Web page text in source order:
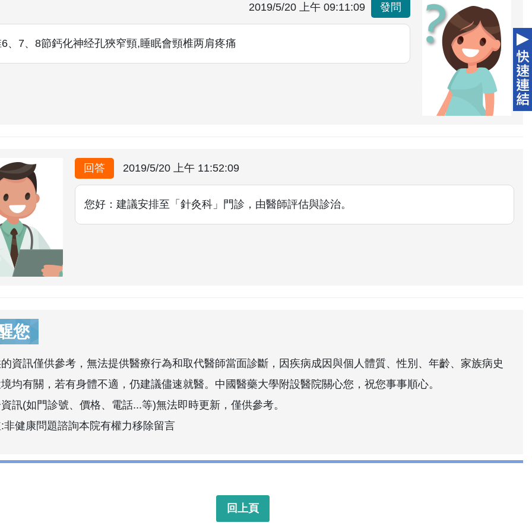
發問
2019/5/20 上午 09:11:09
、7、8節鈣化神经孔狹窄頸,睡眠會頸椎两肩疼痛
回答 2019/5/20 上午 11:52:09
您好：建議安排至「針灸科」門診，由醫師評估與診治。
您
資訊僅供參考，無法提供醫療行為和取代醫師當面診斷，因疾病成因與個人體質、性別、年齡、家族病史
均有關，若有身體不適，仍建議儘速就醫。中國醫藥大學附設醫院關心您，祝您事事順心。
訊(如門診號、價格、電話...等)無法即時更新，僅供參考。
非健康問題諮詢本院有權力移除留言
回上頁